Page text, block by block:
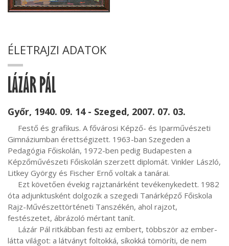
ÉLETRAJZI ADATOK
LÁZÁR PÁL
Győr, 1940. 09. 14 - Szeged, 2007. 07. 03.
Gimnáziumban érettségizett. 1963-ban Szegeden a
Pedagógia Főiskolán, 1972-ben pedig Budapesten a
Képzőművészeti Főiskolán szerzett diplomát. Vinkler László,
Litkey György és Fischer Ernő voltak a tanárai.
óta adjunktusként dolgozik a szegedi Tanárképző Főiskola
Rajz-Művészettörténeti Tanszékén, ahol rajzot,
festészetet, ábrázoló mértant tanít.
látta világot: a látványt foltokká, síkokká tömöríti, de nem